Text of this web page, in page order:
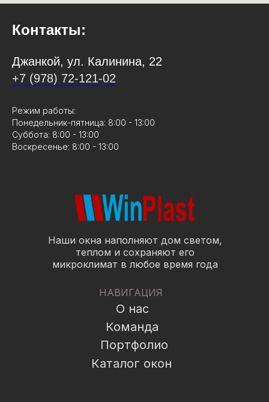
Контакты:
Джанкой, ул. Калинина, 22
+7 (978) 72-121-02
Режим работы:
Понедельник-пятница: 8:00 - 13:00
Суббота: 8:00 - 13:00
Воскресенье: 8:00 - 13:00
НАВИГАЦИЯ
О нас
Команда
Каталог окон
Портфолио
Наши окна наполняют дом светом,
теплом и сохраняют его
микроклимат в любое время года